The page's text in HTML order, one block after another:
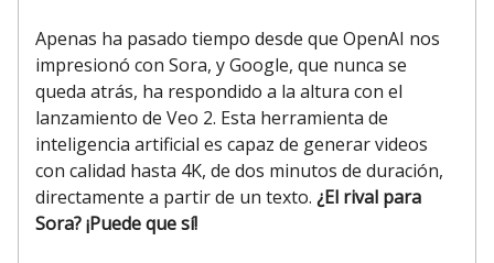
Apenas ha pasado tiempo desde que OpenAI nos
impresionó con Sora, y Google, que nunca se
queda atrás, ha respondido a la altura con el
lanzamiento de Veo 2. Esta herramienta de
inteligencia artificial es capaz de generar videos
con calidad hasta 4K, de dos minutos de duración,
directamente a partir de un texto. ¿El rival para
Sora? ¡Puede que sí!